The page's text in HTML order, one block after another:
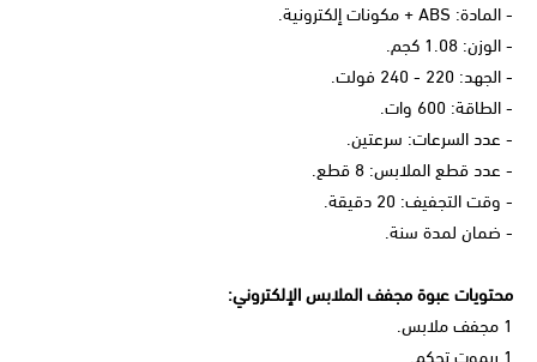
- المادة: ABS + مكونات إلكترونية.
- الوزن: 1.08 كجم.
- الجهد: 220 - 240 فولت.
- الطاقة: 600 وات.
- عدد السرعات: سرعتين.
- عدد قطع الملابس: 8 قطع.
- وقت التجفيف: 20 دقيقة.
- ضمان لمدة سنة.
محتويات عبوة مجفف الملابس الإلكتروني:
1 مجفف ملابس.